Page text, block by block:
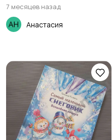
7 месяцев назад
Анастасия